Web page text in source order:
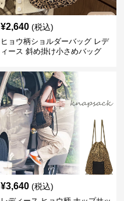
¥2,640 (税込)
ヒョウ柄ショルダーバッグ レデ
ィース 斜め掛け小さめバッグ
¥3,640 (税込)